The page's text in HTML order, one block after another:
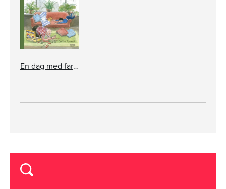
En dag med farfar: Vi leker